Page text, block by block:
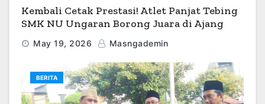
Kembali Cetak Prestasi! Atlet Panjat Tebing
SMK NU Ungaran Borong Juara di Ajang
May 19, 2026 Masngademin
BERITA